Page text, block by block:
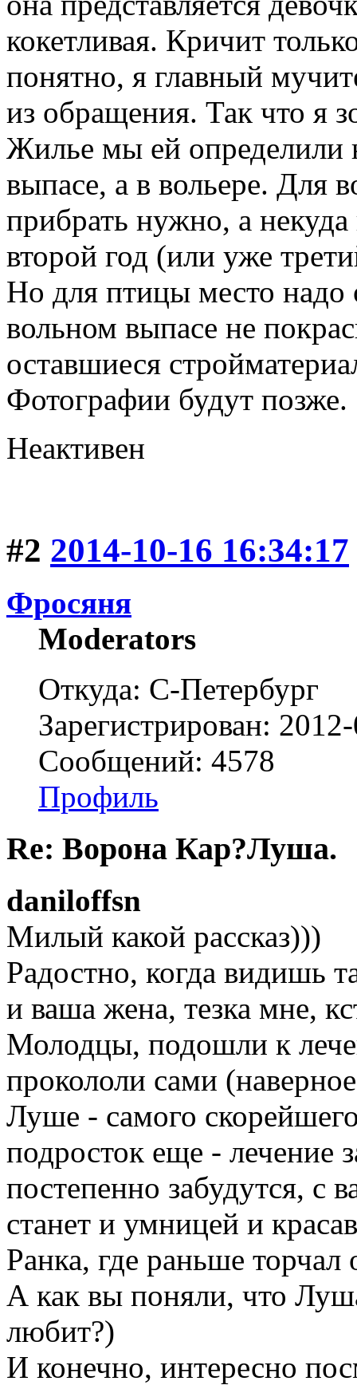
кокетливая. Кричит
понятно, я главный
из обращения. Так что я
Жилье мы ей определили
выпасе, а в вольере. Для
прибрать нужно, а
второй год (или уже
Но для птицы место надо
вольном выпасе не
оставшиеся
Фотографии будут позже.
Неактивен
#2 2014-10-16 16:34:17
Фросяня
Moderators
Откуда: С-Петербург
Зарегистрирован:
Сообщений: 4578
Профиль
Re: Ворона Кар?Луша.
daniloffsn
Милый какой рассказ)))
Радостно, когда видишь
и ваша жена, тезка мне,
Молодцы, подошли к
прокололи сами
Луше - самого
подросток еще - лечение
постепенно забудутся, с
станет и умницей и
Ранка, где раньше
А как вы поняли, что
любит?)
И конечно, интересно